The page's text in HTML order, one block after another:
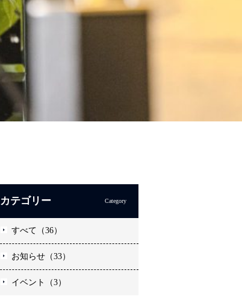
カテゴリー Category
すべて（36）
お知らせ（33）
イベント（3）